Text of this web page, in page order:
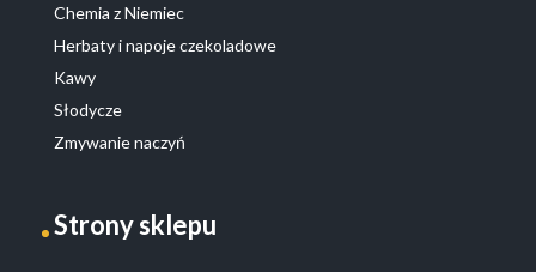
Chemia z Niemiec
Herbaty i napoje czekoladowe
Kawy
Słodycze
Zmywanie naczyń
Strony sklepu